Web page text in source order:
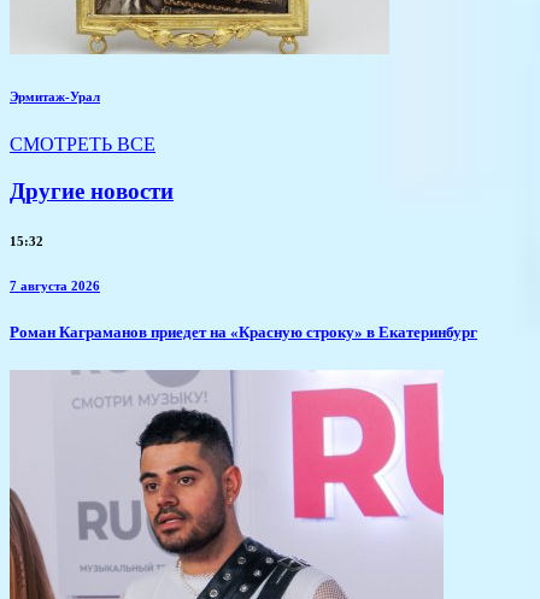
Эрмитаж-Урал
СМОТРЕТЬ ВСЕ
Другие новости
15:32
7 августа 2026
​Роман Каграманов приедет на «Красную строку» в Екатеринбург